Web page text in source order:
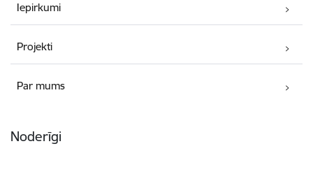
Iepirkumi
Projekti
Par mums
Noderīgi